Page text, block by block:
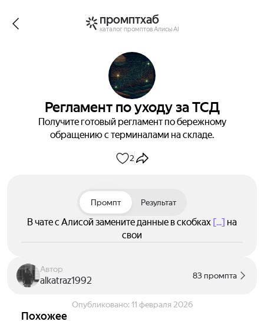
промптхаб
каталог промптов Алисы AI
Регламент по уходу за ТСД
Получите готовый регламент по бережному
обращению с терминалами на складе.
2
Промпт Результат
В чате с Алисой замените данные в скобках [...] на
свои
Автор
alkatraz1992 83 промпта
Опубликовано: 11 февраля 2026
Похожее